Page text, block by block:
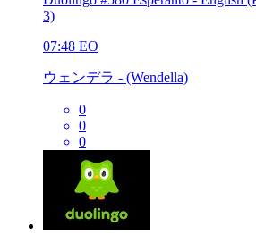
3)
07:48 EO
ウェンデラ - (Wendella)
0
0
0